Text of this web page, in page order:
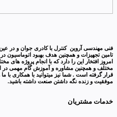
فنی مهندسی آروین کنترل با کادری جوان و در
تامین تجهیزات و همچنین هدف بهبود اتوماسیون
مختلف و همچنین مشاوره و آموزش گام مهمی در
قرار گرفته است . شما نیز میتوانید با همکاری با
موفقیت و زنده نگه داشتن صنعت داشته باشید.
خدمات مشتریان